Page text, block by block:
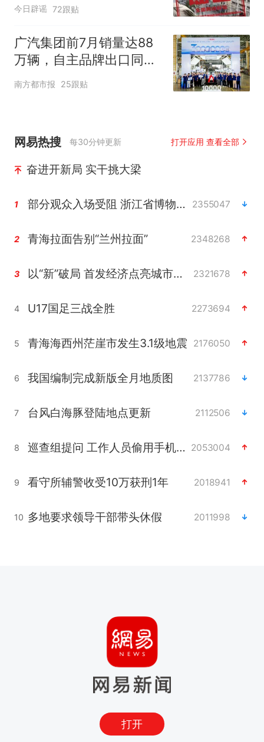
今日辟谣 72跟贴
广汽集团前7月销量达88
万辆，自主品牌出口同比
增130%
南方都市报 25跟贴
网易热搜 每30分钟更新 打开应用 查看全部
奋进开新局 实干挑大梁
1 部分观众入场受阻 浙江省博物馆致歉 2355047
2 青海拉面告别“兰州拉面” 2348268
3 以“新”破局 首发经济点亮城市消费活力 2321678
4 U17国足三战全胜 2273694
5 青海海西州茫崖市发生3.1级地震 2176050
6 我国编制完成新版全月地质图 2137786
7 台风白海豚登陆地点更新 2112506
8 巡查组提问 工作人员偷用手机查答案 2053004
9 看守所辅警收受10万获刑1年 2018941
10 多地要求领导干部带头休假 2011998
打开